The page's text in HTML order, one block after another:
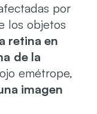
por
los objetos
retina en
de la
emétrope,
imagen